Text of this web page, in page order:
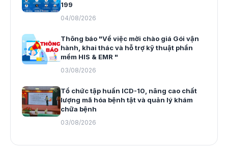
199
04/08/2026
Thông báo "Về việc mời chào giá Gói vận
hành, khai thác và hỗ trợ kỹ thuật phần
mềm HIS & EMR "
03/08/2026
Tổ chức tập huấn ICD-10, nâng cao chất
lượng mã hóa bệnh tật và quản lý khám
chữa bệnh
03/08/2026